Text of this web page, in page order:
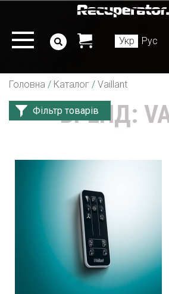
Укр Рус
Головна / Каталог / Vaillant
БРЕНД:
Фільтр товарів